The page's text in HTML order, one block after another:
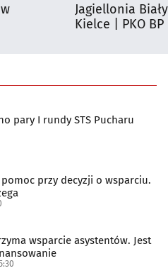
Jagiellonia
Kielce | PKO
pary I rundy STS Pucharu
pomoc przy decyzji o wsparciu.
wsparcie asystentów. Jest